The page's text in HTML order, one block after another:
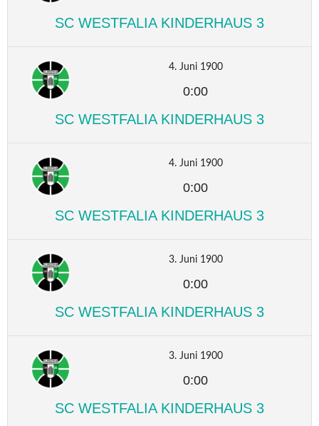
SC WESTFALIA KINDERHAUS 3
4. Juni 1900
0:00
SC WESTFALIA KINDERHAUS 3
4. Juni 1900
0:00
SC WESTFALIA KINDERHAUS 3
3. Juni 1900
0:00
SC WESTFALIA KINDERHAUS 3
3. Juni 1900
0:00
SC WESTFALIA KINDERHAUS 3